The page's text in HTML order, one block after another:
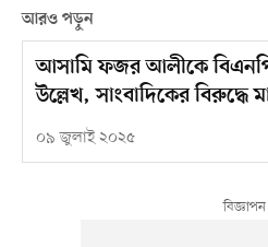
আরও পড়ুন
আসামি ফজর আলীকে
উল্লেখ, সাংবাদিকের বিরুদ্ধে
০৯ জুলাই ২০২৫